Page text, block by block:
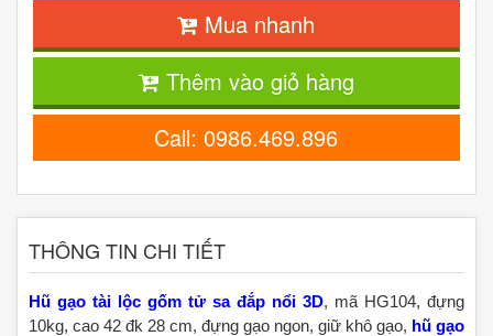
Mua nhanh
Thêm vào giỏ hàng
Call: 0986.469.896
THÔNG TIN CHI TIẾT
Hũ gạo tài lộc gốm tử sa đắp nổi 3D, mã HG104, đựng
10kg, cao 42 đk 28 cm, đựng gạo ngon, giữ khô gạo, hũ gạo